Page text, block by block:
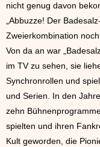
nicht genug davon
„Abbuzze! Der
Zweierkombination
Von da an war
im TV zu sehen, sie
Synchronrollen und
und Serien. In den
zehn
spielten und ihren
Kult geworden, die